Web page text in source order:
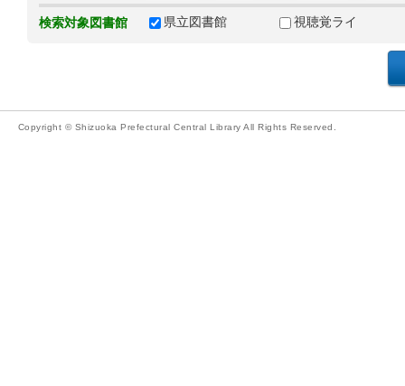
検索対象図書館 県立図書館 視聴覚ライ
Copyright © Shizuoka Prefectural Central Library All Rights Reserved.